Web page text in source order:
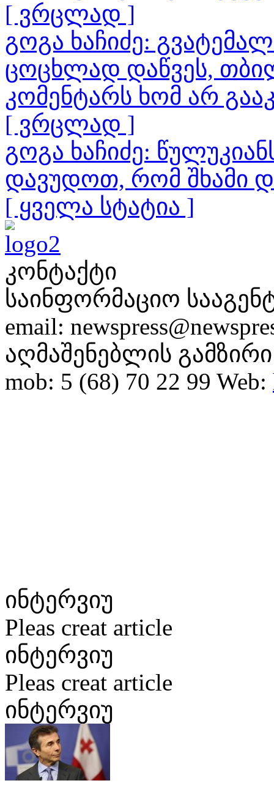
[ ვრცლად ]
გოგა ხაჩიძე:
ცოცხლად დაწვეს,
კომენტარს ხომ არ
[ ვრცლად ]
გოგა ხაჩიძე:
დავუდოთ, რომ შხამი
[ ყველა სტატია ]
კონტაქტი
საინფორმაციო
email:
აღმაშენებლის
mob: 5 (68) 70 22 99 Web:
ინტერვიუ
Pleas creat article
ინტერვიუ
Pleas creat article
ინტერვიუ